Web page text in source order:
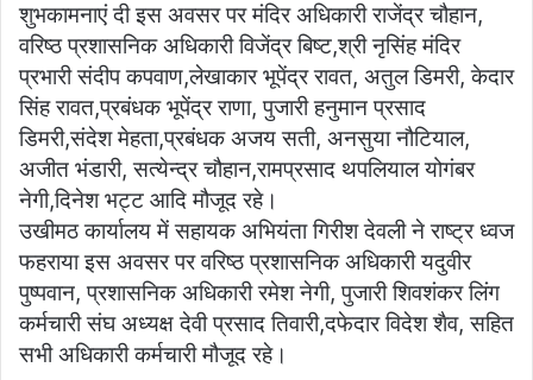
शुभकामनाएं दी इस अवसर पर मंदिर अधिकारी राजेंद्र चौहान,
वरिष्ठ प्रशासनिक अधिकारी विजेंद्र बिष्ट,श्री नृसिंह मंदिर
प्रभारी संदीप कपवाण,लेखाकार भूपेंद्र रावत, अतुल डिमरी, केदार
सिंह रावत,प्रबंधक भूपेंद्र राणा, पुजारी हनुमान प्रसाद
डिमरी,संदेश मेहता,प्रबंधक अजय सती, अनसुया नौटियाल,
अजीत भंडारी, सत्येन्द्र चौहान,रामप्रसाद थपलियाल योगंबर
नेगी,दिनेश भट्ट आदि मौजूद रहे।
उखीमठ कार्यालय में सहायक अभियंता गिरीश देवली ने राष्ट्र ध्वज
फहराया इस अवसर पर वरिष्ठ प्रशासनिक अधिकारी यदुवीर
पुष्पवान, प्रशासनिक अधिकारी रमेश नेगी, पुजारी शिवशंकर लिंग
कर्मचारी संघ अध्यक्ष देवी प्रसाद तिवारी,दफेदार विदेश शैव‌, सहित
सभी अधिकारी कर्मचारी मौजूद रहे।